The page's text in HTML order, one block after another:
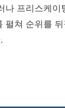
나 프리스케이
펼쳐 순위를